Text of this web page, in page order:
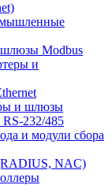
шлюзы Modbus
и
и шлюзы
RS-232/485
и модули сбора
NAC)